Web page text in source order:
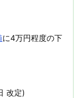
に4万円程度の下
改定)